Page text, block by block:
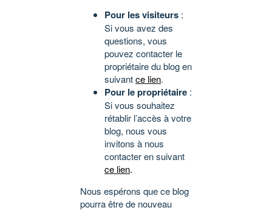
Pour les visiteurs :
Si vous avez des
questions, vous
pouvez contacter le
propriétaire du blog en
suivantce lien.
Pour le propriétaire :
Si vous souhaitez
rétablir l’accès à votre
blog, nous vous
invitons à nous
contacter en suivant
ce lien.
Nous espérons que ce blog
pourra être de nouveau